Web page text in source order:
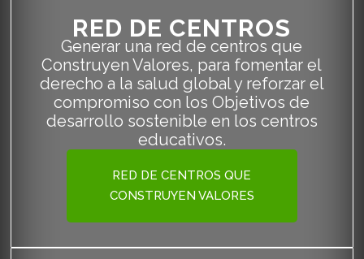
RED DE CENTROS
Generar una red de centros que
Construyen Valores, para fomentar el
derecho a la salud global y reforzar el
compromiso con los Objetivos de
desarrollo sostenible en los centros
educativos.
RED DE CENTROS QUE
CONSTRUYEN VALORES